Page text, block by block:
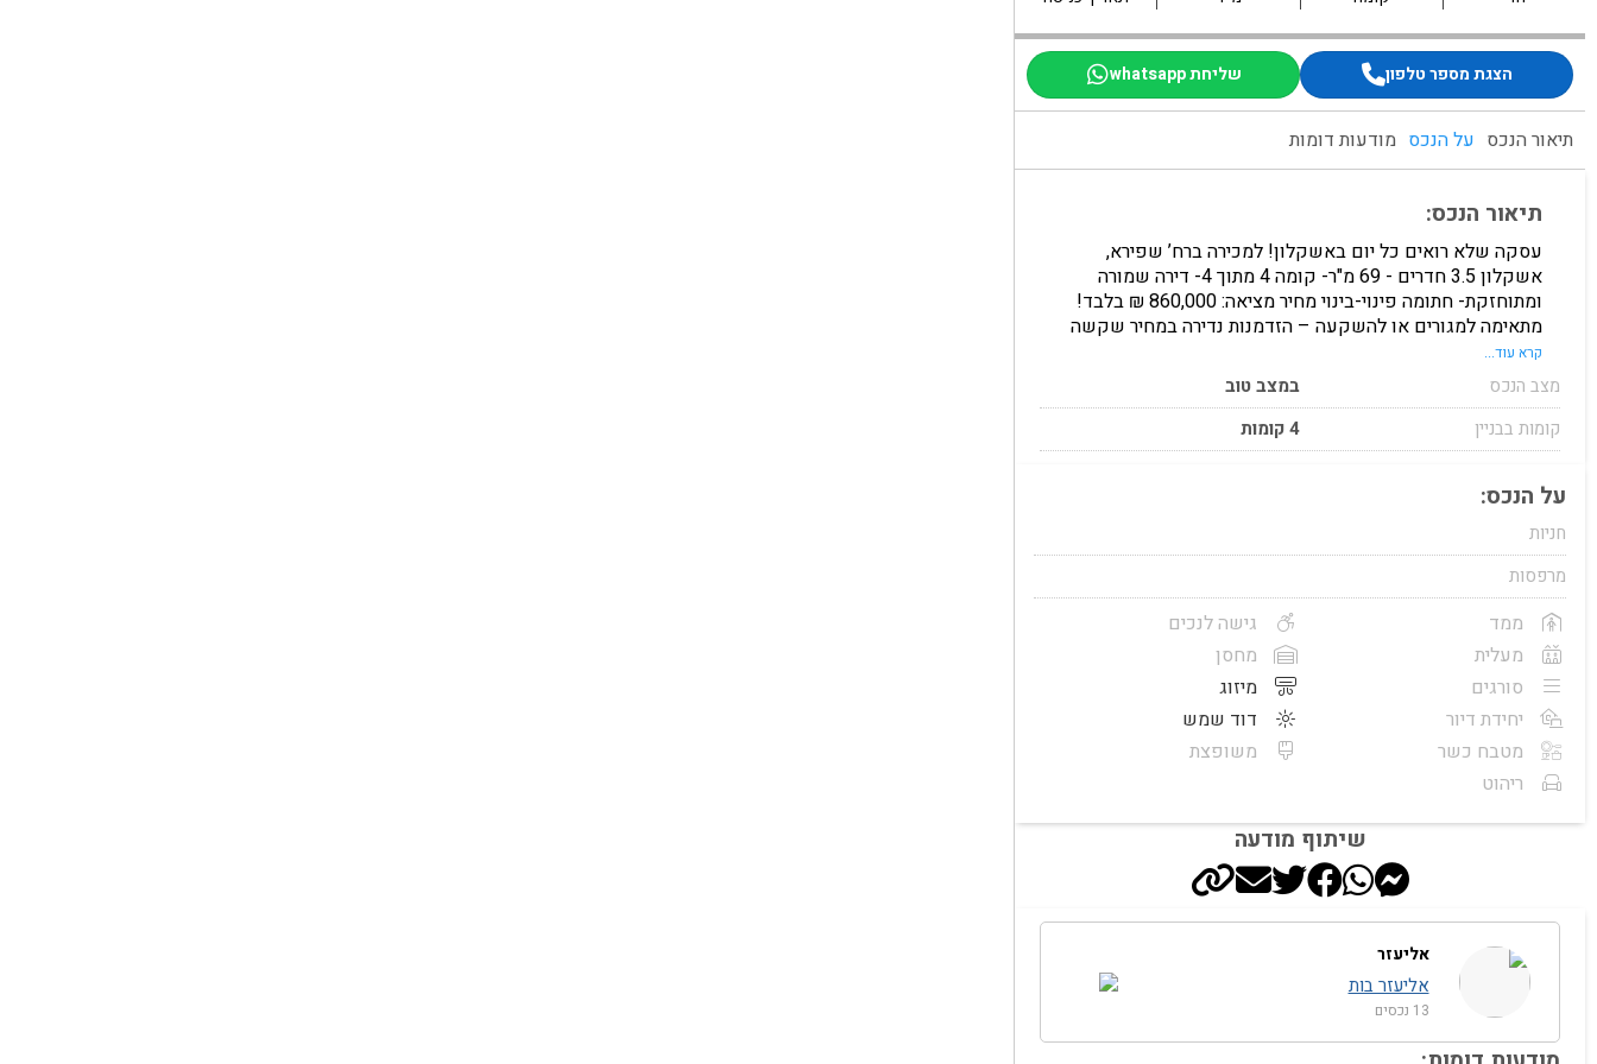
הצגת מספר טלפון שליחת whatsapp
תיאור הנכס על הנכס מודעות דומות
תיאור הנכס:
עסקה שלא רואים כל יום באשקלון! למכירה ברח’ שפירא,
אשקלון 3.5 חדרים - 69 מ"ר- קומה 4 מתוך 4- דירה שמורה
ומתוחזקת- חתומה פינוי-בינוי מחיר מציאה: 860,000 ₪ בלבד!
מתאימה למגורים או להשקעה – הזדמנות נדירה במחיר שקשה
למצוא היום.
קרא עוד...
מצב הנכס
במצב טוב
קומות בבניין
4 קומות
על הנכס:
חניות
מרפסות
ממד
מעלית
סורגים
יחידת דיור
מטבח כשר
ריהוט
גישה לנכים
מחסן
מיזוג
דוד שמש
משופצת
שיתוף מודעה
אליעזר
אליעזר בות
13 נכסים